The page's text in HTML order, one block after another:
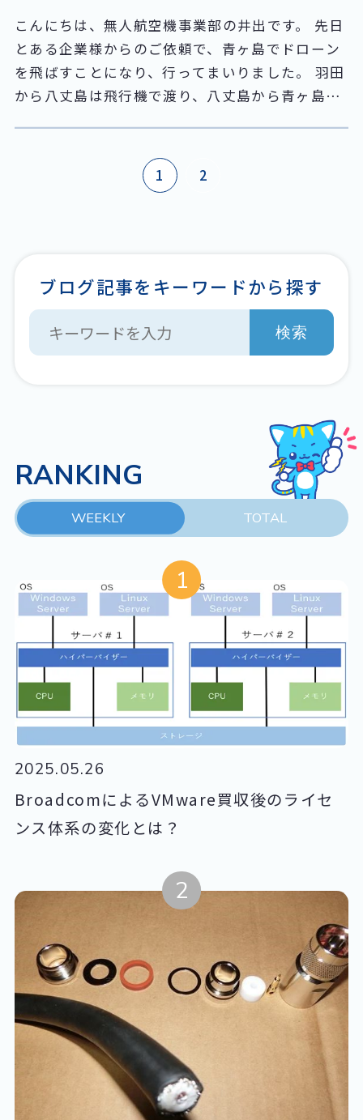
こんにちは、無人航空機事業部の井出です。 先日
とある企業様からのご依頼で、青ヶ島でドローン
を飛ばすことになり、行ってまいりました。 羽田
から八丈島は飛行機で渡り、八丈島から青ヶ島へ
くことができる確率）が時期によっては48％にな
ってしまうそうで、1週間に2回くらいしかたどり
9人までで、1カ月前に電話予約を行います。 予約
開始時間から、搭乗予約の争奪戦が始まります。
3人でそれぞれ２００回以上電話をかけて、よう
やく予約を取ることができました。
1 2
ブログ記事をキーワードから探す
検索
RANKING
WEEKLY TOTAL
2025.05.26
BroadcomによるVMware買収後のライセ
ンス体系の変化とは？